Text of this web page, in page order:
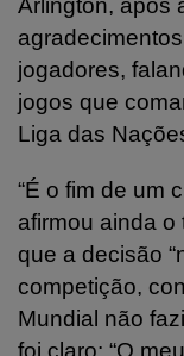
Arlington, após
jogadores,
jogos que
Liga das
“É o fim de um
afirmou ainda
que a decisão
competição,
Mundial não
foi claro: “O